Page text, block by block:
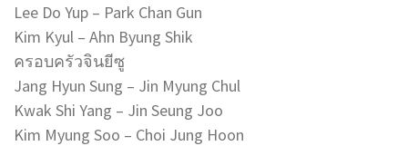
Lee Do Yup – Park Chan Gun
Kim Kyul – Ahn Byung Shik
ครอบครัวจินยีซู
Jang Hyun Sung – Jin Myung Chul
Kwak Shi Yang – Jin Seung Joo
Kim Myung Soo – Choi Jung Hoon